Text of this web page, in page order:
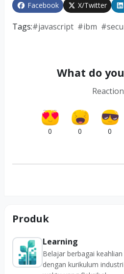
Facebook X/Twitter
Tags:#javascript #ibm #
What do
0 0 0
Produk
Learning
Belajar berbagai
dengan kurikulum